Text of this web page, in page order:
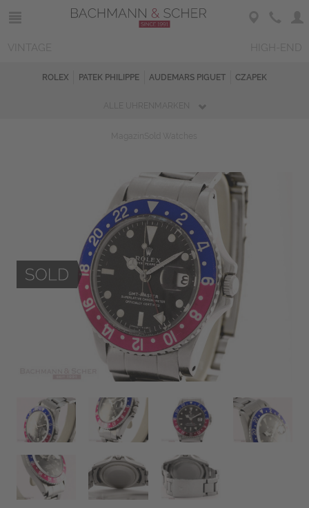
ROLEX PATEK PHILIPPE AUDEMARS PIGUET CZAPEK